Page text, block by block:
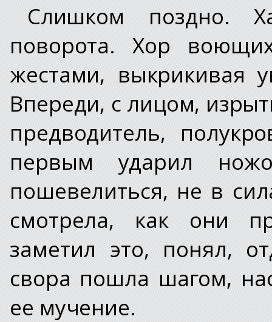
Слишком поздно.
поворота. Хор
жестами, выкрикивая
Впереди, с лицом,
предводитель,
первым ударил
пошевелиться, не в
смотрела, как они
заметил это, понял,
свора пошла шагом,
ее мучение.